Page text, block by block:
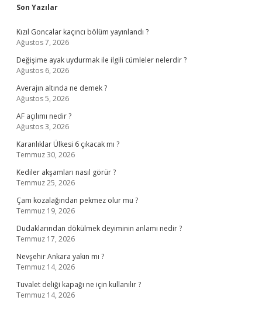
Sidebar
Son Yazılar
Kızıl Goncalar kaçıncı bölüm yayınlandı ?
Ağustos 7, 2026
Değişime ayak uydurmak ile ilgili cümleler nelerdir ?
Ağustos 6, 2026
Averajın altında ne demek ?
Ağustos 5, 2026
AF açılımı nedir ?
Ağustos 3, 2026
Karanlıklar Ülkesi 6 çıkacak mı ?
Temmuz 30, 2026
Kediler akşamları nasıl görür ?
Temmuz 25, 2026
Çam kozalağından pekmez olur mu ?
Temmuz 19, 2026
Dudaklarından dökülmek deyiminin anlamı nedir ?
Temmuz 17, 2026
Nevşehir Ankara yakın mı ?
Temmuz 14, 2026
Tuvalet deliği kapağı ne için kullanılır ?
Temmuz 14, 2026